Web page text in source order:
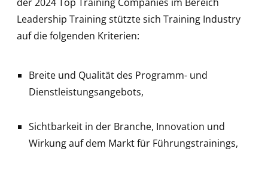
Leadership Training stützte sich Training Industry
auf die folgenden Kriterien:
Breite und Qualität des Programm- und
Dienstleistungsangebots,
Sichtbarkeit in der Branche, Innovation und
Wirkung auf dem Markt für Führungstrainings,